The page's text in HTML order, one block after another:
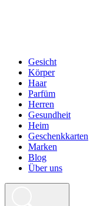
Gesicht
Körper
Haar
Parfüm
Herren
Gesundheit
Heim
Geschenkkarten
Marken
Blog
Über uns